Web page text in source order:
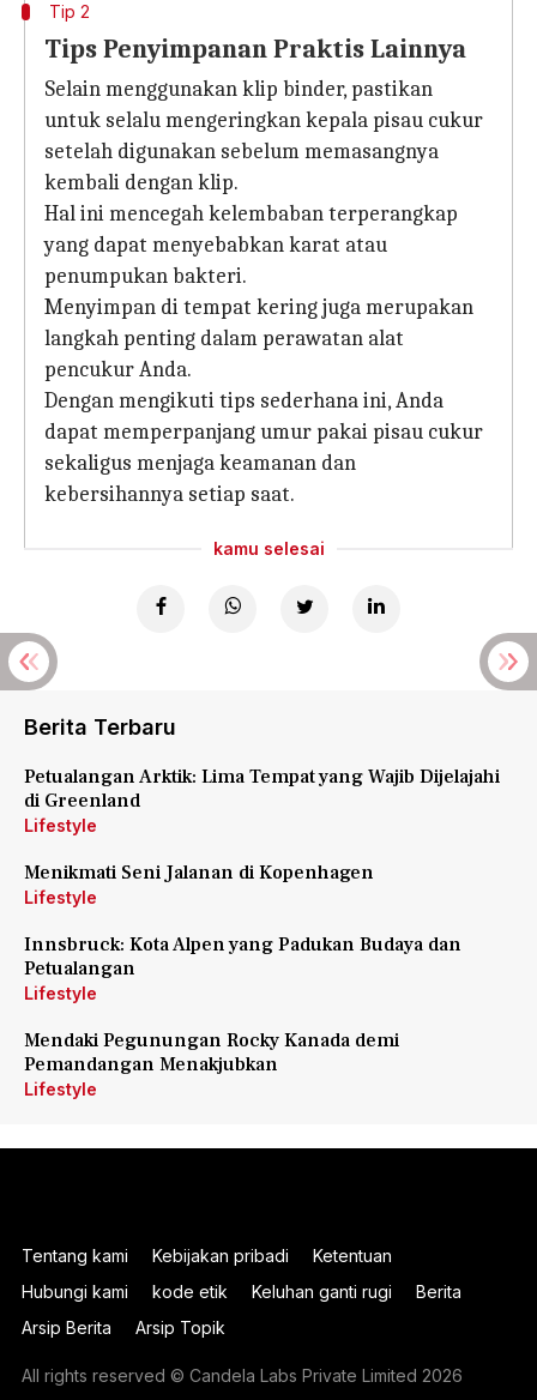
Tip 2
Tips Penyimpanan Praktis Lainnya
Selain menggunakan klip binder, pastikan
untuk selalu mengeringkan kepala pisau cukur
setelah digunakan sebelum memasangnya
kembali dengan klip.
Hal ini mencegah kelembaban terperangkap
yang dapat menyebabkan karat atau
penumpukan bakteri.
Menyimpan di tempat kering juga merupakan
langkah penting dalam perawatan alat
pencukur Anda.
Dengan mengikuti tips sederhana ini, Anda
dapat memperpanjang umur pakai pisau cukur
sekaligus menjaga keamanan dan
kebersihannya setiap saat.
kamu selesai
Berita Terbaru
Petualangan Arktik: Lima Tempat yang Wajib Dijelajahi
di Greenland
Lifestyle
Menikmati Seni Jalanan di Kopenhagen
Lifestyle
Innsbruck: Kota Alpen yang Padukan Budaya dan
Petualangan
Lifestyle
Mendaki Pegunungan Rocky Kanada demi
Pemandangan Menakjubkan
Lifestyle
Tentang kami Kebijakan pribadi
Ketentuan
Hubungi kami
kode etik Keluhan ganti rugi
Berita
Arsip Berita
Arsip Topik
All rights reserved © Candela Labs Private Limited 2026